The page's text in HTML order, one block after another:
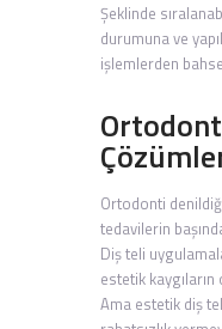
Şeklinde
durumuna ve
işlemlerden
Ortodonti
tedavilerin
Diş teli
estetik kaygıların
Ama estetik diş